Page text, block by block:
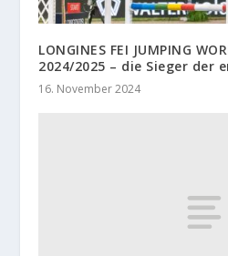
LONGINES FEI JUMPING
2024/2025 – die Sieger der
16. November 2024